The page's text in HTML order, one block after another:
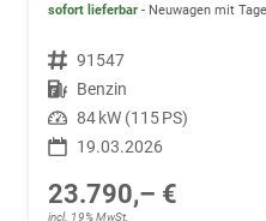
sofort lieferbar Neuwagen mit
Fahrzeugnr. 91547
Kraftstoff Benzin
Leistung 84 kW (115 PS)
19.03.2026
23.790,– €
incl. 19% MwSt.